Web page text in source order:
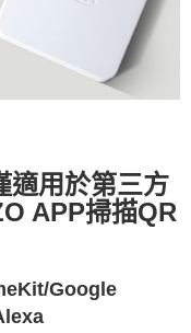
適用於第三方
APP掃描QR
Google